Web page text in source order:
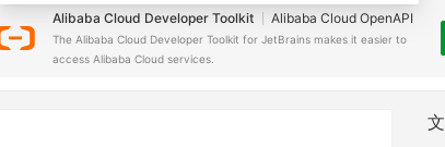
Alibaba Cloud Developer Toolkit Alibaba Cloud OpenAPI
The Alibaba Cloud Developer Toolkit for JetBrains makes it easier to
access Alibaba Cloud services.